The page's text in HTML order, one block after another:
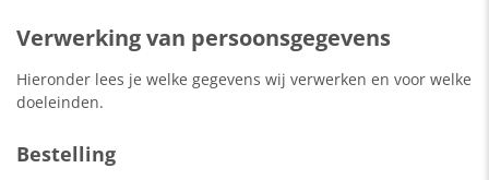
Verwerking van persoonsgegevens
Hieronder lees je welke gegevens wij verwerken en voor welke
doeleinden.
Bestelling